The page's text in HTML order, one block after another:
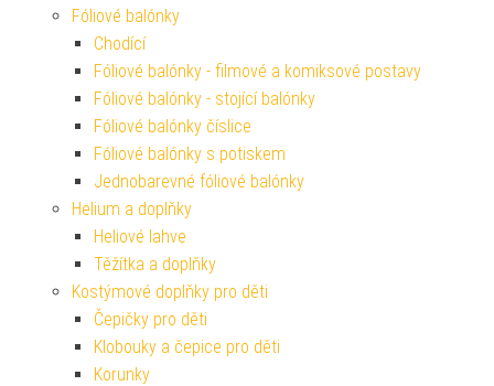
Fóliové balónky
Chodící
Fóliové balónky - filmové a komiksové postavy
Fóliové balónky - stojící balónky
Fóliové balónky číslice
Fóliové balónky s potiskem
Jednobarevné fóliové balónky
Helium a doplňky
Heliové lahve
Těžítka a doplňky
Kostýmové doplňky pro děti
Čepičky pro děti
Klobouky a čepice pro děti
Korunky